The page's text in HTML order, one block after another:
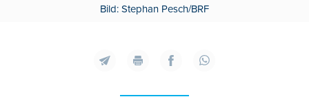
Bild: Stephan Pesch/BRF